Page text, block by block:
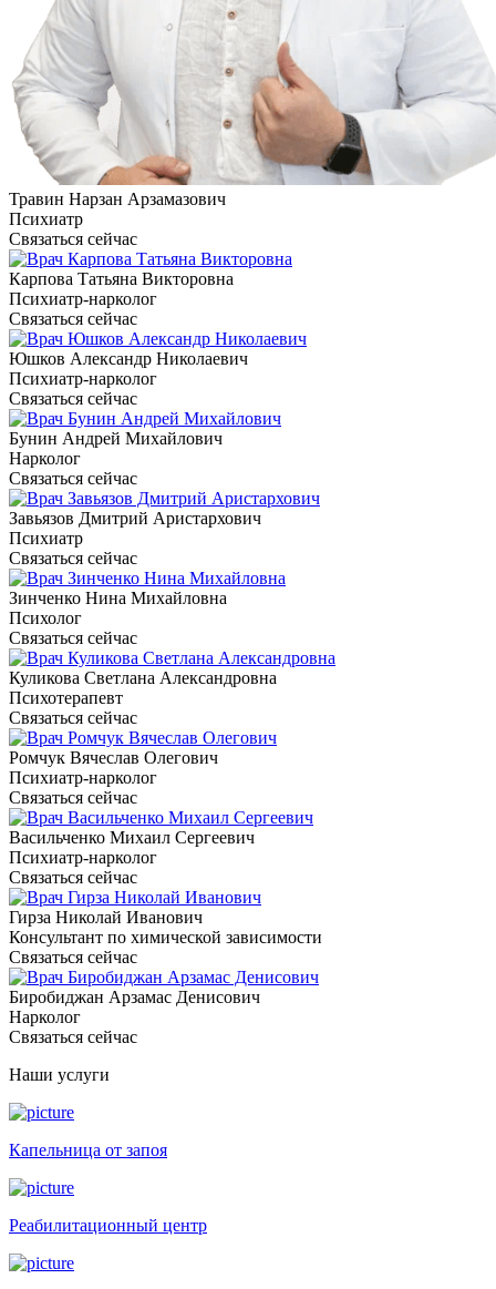
Травин Нарзан Арзамазович
Психиатр
Связаться сейчас
Карпова Татьяна Викторовна
Психиатр-нарколог
Связаться сейчас
Юшков Александр Николаевич
Психиатр-нарколог
Связаться сейчас
Бунин Андрей Михайлович
Нарколог
Связаться сейчас
Завьязов Дмитрий Аристархович
Психиатр
Связаться сейчас
Зинченко Нина Михайловна
Психолог
Связаться сейчас
Куликова Светлана Александровна
Психотерапевт
Связаться сейчас
Ромчук Вячеслав Олегович
Психиатр-нарколог
Связаться сейчас
Васильченко Михаил Сергеевич
Психиатр-нарколог
Связаться сейчас
Гирза Николай Иванович
Консультант по химической зависимости
Связаться сейчас
Биробиджан Арзамас Денисович
Нарколог
Связаться сейчас
Наши услуги
Капельница от запоя
Реабилитационный центр